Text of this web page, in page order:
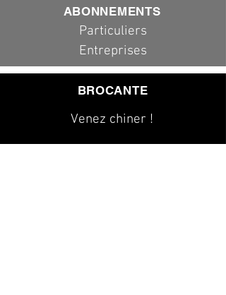
ABONNEMENTS
Particuliers
Entreprises
BROCANTE
Venez chiner !